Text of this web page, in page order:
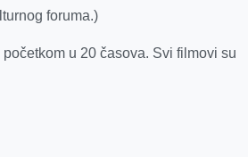
foruma.)
u 20 časova. Svi filmovi su